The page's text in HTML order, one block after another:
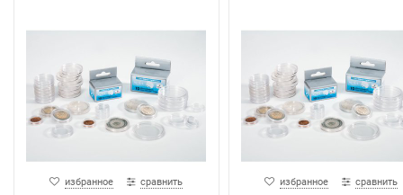
избранное сравнить избранное сравнить